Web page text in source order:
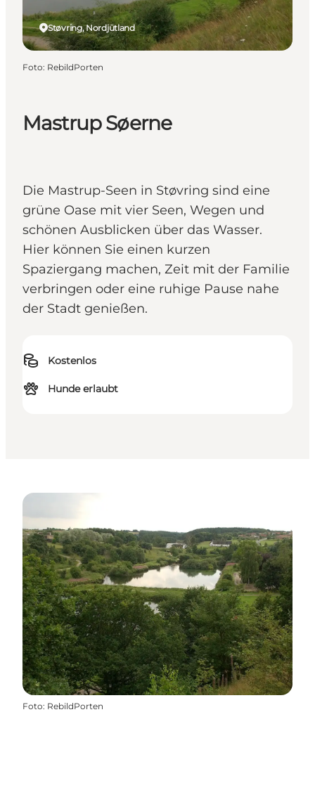
Mastrup Søerne
Die Mastrup-Seen in Støvring sind eine
grüne Oase mit vier Seen, Wegen und
schönen Ausblicken über das Wasser.
Hier können Sie einen kurzen
Spaziergang machen, Zeit mit der Familie
verbringen oder eine ruhige Pause nahe
der Stadt genießen.
Kostenlos
Hunde erlaubt
Støvring, Nordjütland
Foto: RebildPorten
Foto: RebildPorten